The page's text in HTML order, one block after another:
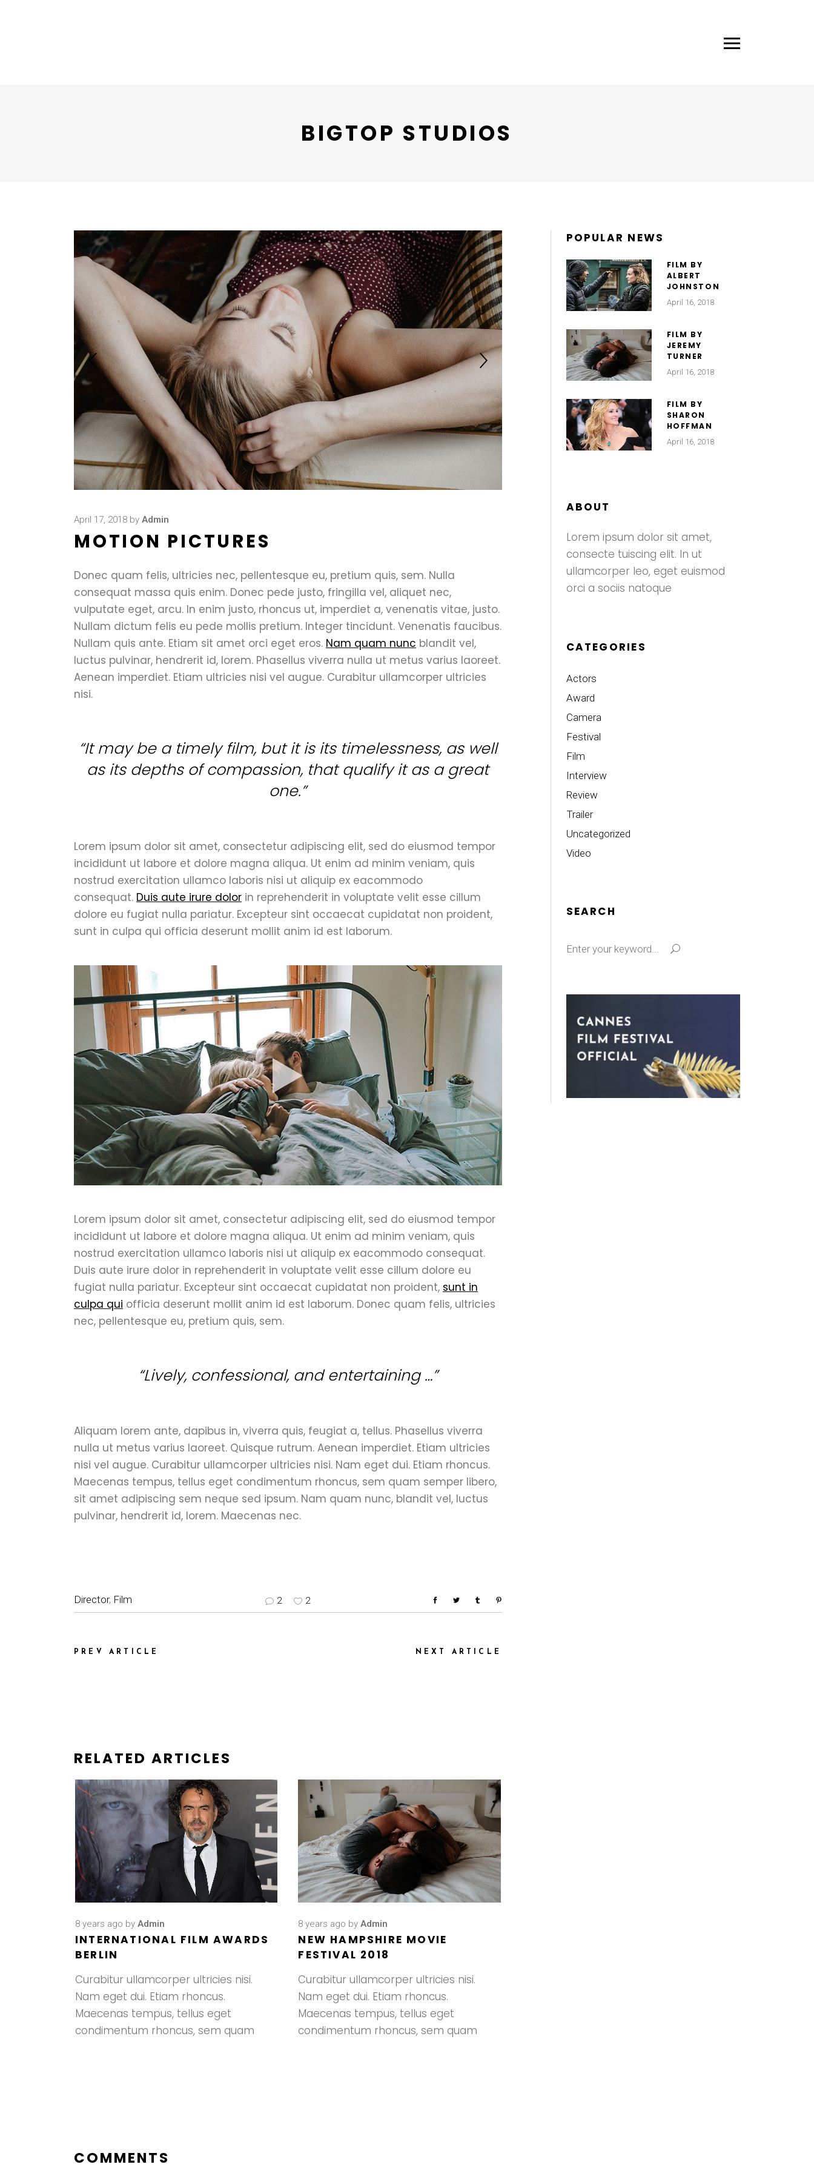
BIGTOP STUDIOS
April 17, 2018 by Admin
MOTION PICTURES
Donec quam felis, ultricies nec, pellentesque eu, pretium quis, sem. Nulla
consequat massa quis enim. Donec pede justo, fringilla vel, aliquet nec,
vulputate eget, arcu. In enim justo, rhoncus ut, imperdiet a, venenatis vitae, justo.
Nullam dictum felis eu pede mollis pretium. Integer tincidunt. Venenatis faucibus.
Nullam quis ante. Etiam sit amet orci eget eros. Nam quam nunc blandit vel,
luctus pulvinar, hendrerit id, lorem. Phasellus viverra nulla ut metus varius laoreet.
Aenean imperdiet. Etiam ultricies nisi vel augue. Curabitur ullamcorper ultricies
nisi.
“It may be a timely film, but it is its timelessness, as well
as its depths of compassion, that qualify it as a great
one.”
Lorem ipsum dolor sit amet, consectetur adipiscing elit, sed do eiusmod tempor
incididunt ut labore et dolore magna aliqua. Ut enim ad minim veniam, quis
nostrud exercitation ullamco laboris nisi ut aliquip ex eacommodo
consequat. Duis aute irure dolor in reprehenderit in voluptate velit esse cillum
dolore eu fugiat nulla pariatur. Excepteur sint occaecat cupidatat non proident,
sunt in culpa qui officia deserunt mollit anim id est laborum.
Lorem ipsum dolor sit amet, consectetur adipiscing elit, sed do eiusmod tempor
incididunt ut labore et dolore magna aliqua. Ut enim ad minim veniam, quis
nostrud exercitation ullamco laboris nisi ut aliquip ex eacommodo consequat.
Duis aute irure dolor in reprehenderit in voluptate velit esse cillum dolore eu
fugiat nulla pariatur. Excepteur sint occaecat cupidatat non proident, sunt in
culpa qui officia deserunt mollit anim id est laborum. Donec quam felis, ultricies
nec, pellentesque eu, pretium quis, sem.
“Lively, confessional, and entertaining …”
Aliquam lorem ante, dapibus in, viverra quis, feugiat a, tellus. Phasellus viverra
nulla ut metus varius laoreet. Quisque rutrum. Aenean imperdiet. Etiam ultricies
nisi vel augue. Curabitur ullamcorper ultricies nisi. Nam eget dui. Etiam rhoncus.
Maecenas tempus, tellus eget condimentum rhoncus, sem quam semper libero,
sit amet adipiscing sem neque sed ipsum. Nam quam nunc, blandit vel, luctus
pulvinar, hendrerit id, lorem. Maecenas nec.
Director, Film 2 2
PREV ARTICLE NEXT ARTICLE
RELATED ARTICLES
8 years ago by Admin
INTERNATIONAL FILM AWARDS
BERLIN
Curabitur ullamcorper ultricies nisi.
Nam eget dui. Etiam rhoncus.
Maecenas tempus, tellus eget
condimentum rhoncus, sem quam
8 years ago byAdmin
NEW HAMPSHIRE MOVIE
FESTIVAL 2018
Curabitur ullamcorper ultricies nisi.
Nam eget dui. Etiam rhoncus.
Maecenas tempus, tellus eget
condimentum rhoncus, sem quam
COMMENTS
POPULAR NEWS
FILM BY
ALBERT
JOHNSTON
April 16, 2018
FILM BY
JEREMY
TURNER
April 16, 2018
FILM BY
SHARON
HOFFMAN
April 16, 2018
ABOUT
Lorem ipsum dolor sit amet,
consecte tuiscing elit. In ut
ullamcorper leo, eget euismod
orci a sociis natoque
CATEGORIES
Actors
Award
Camera
Festival
Film
Interview
Review
Trailer
Uncategorized
Video
SEARCH